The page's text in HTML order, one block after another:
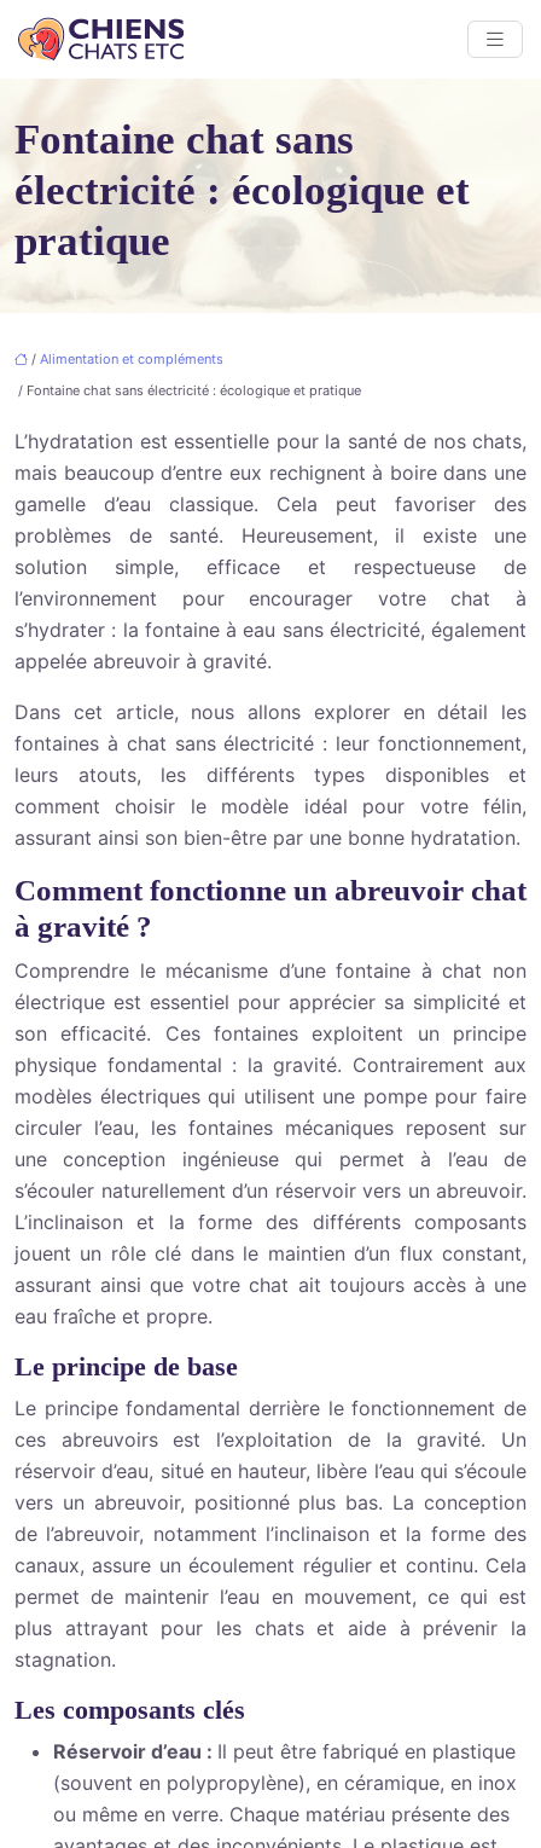
Fontaine chat sans
électricité : écologique et
pratique
/ Alimentation et compléments
/ Fontaine chat sans électricité : écologique et pratique
L’hydratation est essentielle pour la santé de nos chats,
mais beaucoup d’entre eux rechignent à boire dans une
gamelle d’eau classique. Cela peut favoriser des
problèmes de santé. Heureusement, il existe une
solution simple, efficace et respectueuse de
l’environnement pour encourager votre chat à
s’hydrater : la fontaine à eau sans électricité, également
appelée abreuvoir à gravité.
Dans cet article, nous allons explorer en détail les
fontaines à chat sans électricité : leur fonctionnement,
leurs atouts, les différents types disponibles et
comment choisir le modèle idéal pour votre félin,
assurant ainsi son bien-être par une bonne hydratation.
Comment fonctionne un abreuvoir chat
à gravité ?
Comprendre le mécanisme d’une fontaine à chat non
électrique est essentiel pour apprécier sa simplicité et
son efficacité. Ces fontaines exploitent un principe
physique fondamental : la gravité. Contrairement aux
modèles électriques qui utilisent une pompe pour faire
circuler l’eau, les fontaines mécaniques reposent sur
une conception ingénieuse qui permet à l’eau de
s’écouler naturellement d’un réservoir vers un abreuvoir.
L’inclinaison et la forme des différents composants
jouent un rôle clé dans le maintien d’un flux constant,
assurant ainsi que votre chat ait toujours accès à une
eau fraîche et propre.
Le principe de base
Le principe fondamental derrière le fonctionnement de
ces abreuvoirs est l’exploitation de la gravité. Un
réservoir d’eau, situé en hauteur, libère l’eau qui s’écoule
vers un abreuvoir, positionné plus bas. La conception
de l’abreuvoir, notamment l’inclinaison et la forme des
canaux, assure un écoulement régulier et continu. Cela
permet de maintenir l’eau en mouvement, ce qui est
plus attrayant pour les chats et aide à prévenir la
stagnation.
Les composants clés
Réservoir d’eau : Il peut être fabriqué en plastique
(souvent en polypropylène), en céramique, en inox
ou même en verre. Chaque matériau présente des